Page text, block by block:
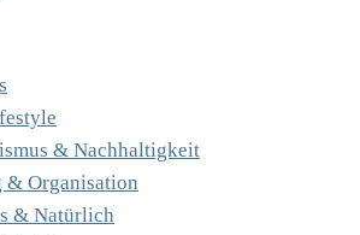
& Nachhaltigkeit
& Organisation
& Natürlich